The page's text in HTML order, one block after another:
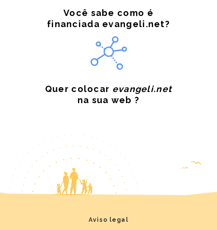
Você sabe como é
financiada evangeli.net?
Quer colocar evangeli.net
na sua web ?
Aviso legal